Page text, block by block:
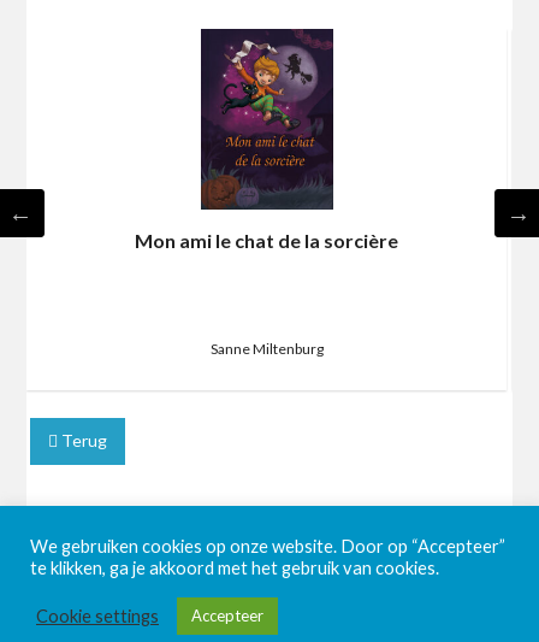
Mon ami le chat de la sorcière
Sanne Miltenburg
Terug
©2026 BookaBooka| Powered by
We gebruiken cookies op onze website. Door op “Accepteer”
te klikken, ga je akkoord met het gebruik van cookies.
Cookie settings Accepteer